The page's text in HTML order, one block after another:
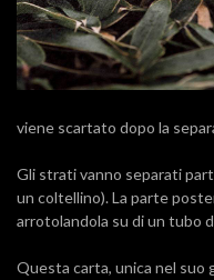
viene scartato dopo la
Gli strati vanno separati
un coltellino). La parte
arrotolandola su di un tubo
Questa carta, unica nel suo